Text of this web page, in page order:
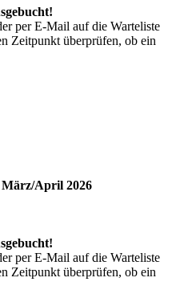
per E-Mail auf die Warteliste
Zeitpunkt überprüfen, ob ein
April 2026
per E-Mail auf die Warteliste
Zeitpunkt überprüfen, ob ein